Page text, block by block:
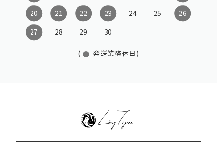
20
21 22 23 24 25
26
27
28 29 30
( 発送業務休日)